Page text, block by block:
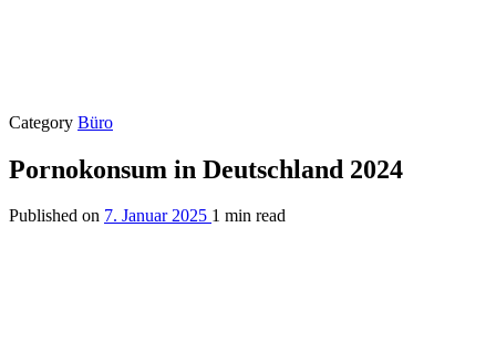
Category Büro
Pornokonsum in Deutschland 2024
Published on 7. Januar 2025 1 min read